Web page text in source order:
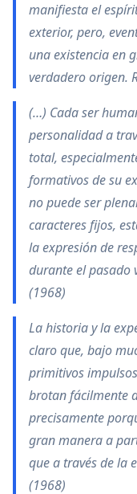
manifiesta el
exterior, pero,
una existencia en
verdadero origen.
(…) Cada ser
personalidad a
total,
formativos de su
no puede ser
caracteres fijos,
la expresión de
durante el pasado
(1968)
La historia y la
claro que, bajo
primitivos
brotan fácilmente
precisamente
gran manera a
que a través de la
(1968)